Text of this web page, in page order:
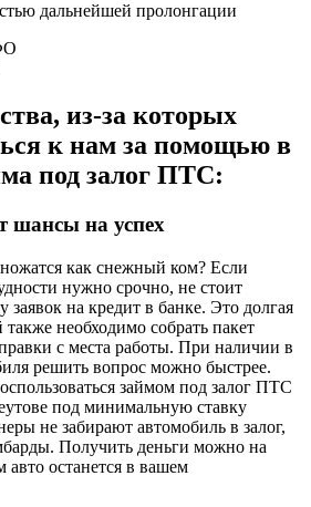
дальнейшей пролонгации
из-за которых
к нам за помощью в
под залог ПТС:
шансы на успех
как снежный ком? Если
нужно срочно, не стоит
заявок на кредит в банке. Это долгая
необходимо собрать пакет
с места работы. При наличии в
решить вопрос можно быстрее.
займом под залог ПТС
под минимальную ставку
не забирают автомобиль в залог,
Получить деньги можно на
останется в вашем